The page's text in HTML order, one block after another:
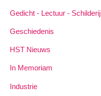
Gedicht - Lectuur - Schilderij
Geschiedenis
HST Nieuws
In Memoriam
Industrie